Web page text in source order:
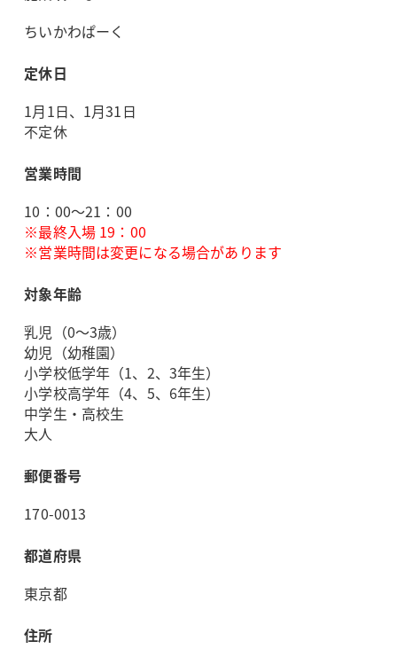
ちいかわぱーく
定休日
1月1日、1月31日
不定休
営業時間
10：00～21：00
※最終入場 19：00
※営業時間は変更になる場合があります
対象年齢
乳児（0～3歳）
幼児（幼稚園）
小学校低学年（1、2、3年生）
小学校高学年（4、5、6年生）
中学生・高校生
大人
郵便番号
170-0013
都道府県
東京都
住所